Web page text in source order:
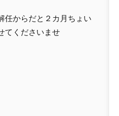
任からだと２カ月ちょい
てくださいませ